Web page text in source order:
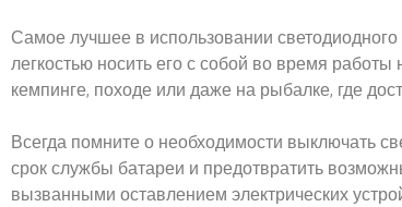
Самое лучшее в использовании светодиодного
легкостью носить его с собой во время
кемпинге, походе или даже на рыбалке, где
Всегда помните о необходимости выключать
срок службы батареи и предотвратить
вызванными оставлением электрических